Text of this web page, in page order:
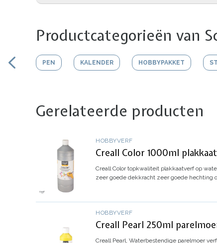
Productcategorieën van
PEN KALENDER HOBBYPAKKET
Gerelateerde producten
HOBBYVERF
Creall Color 1000ml
Creall Color topkwaliteit plakkaatverf op
zeer goede dekkracht zeer goede hechting
HOBBYVERF
Creall Pearl 250ml
Creall Pearl, Waterbestendige parelmoer